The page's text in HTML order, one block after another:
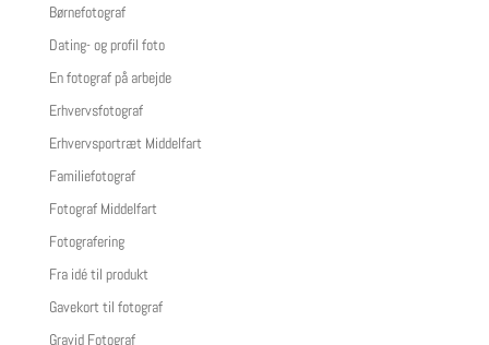
Børnefotograf
Dating- og profil foto
En fotograf på arbejde
Erhvervsfotograf
Erhvervsportræt Middelfart
Familiefotograf
Fotograf Middelfart
Fotografering
Fra idé til produkt
Gavekort til fotograf
Gravid Fotograf